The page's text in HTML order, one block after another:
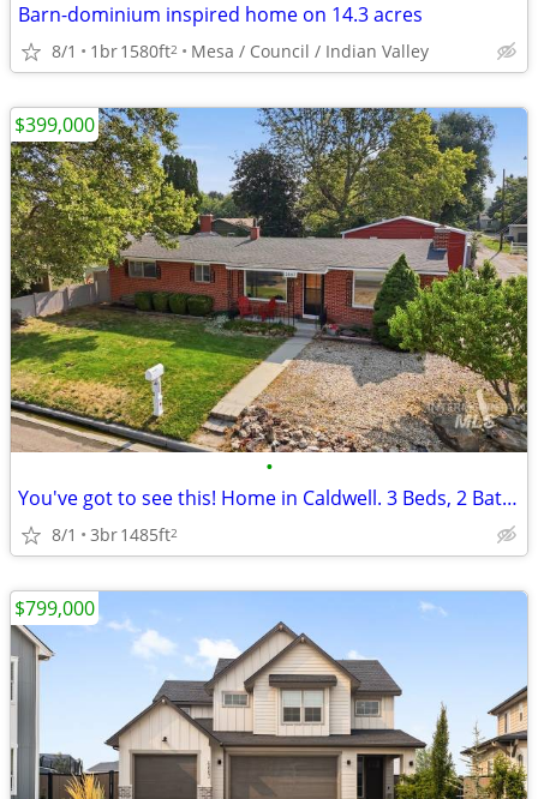
Barn-dominium inspired home on 14.3 acres
8/1 1br1580ft2 Mesa / Council / Indian Valley
•
You've got to see this! Home in Caldwell. 3 Beds, 2 Baths
8/1 3br1485ft2
$399,000
$799,000